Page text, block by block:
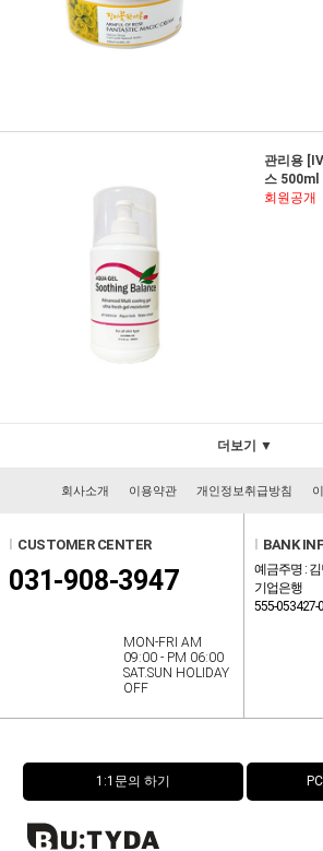
관리용
스 500ml
회원공개
더보기 ▼
회사소개 이용약관 개인정보취급방침
CUSTOMER CENTER
031-908-3947
MON-FRI AM
09:00 - PM 06:00
SAT.SUN HOLIDAY
OFF
BANK
예금주명 :
기업은행
555-053427-
1:1문의 하기